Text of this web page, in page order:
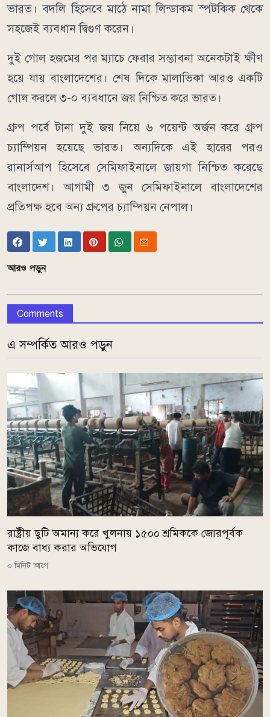
ভারত। বদলি হিসেবে মাঠে নামা লিন্ডাকম স্পটকিক থেকে
সহজেই ব্যবধান দ্বিগুণ করেন।
দুই গোল হজমের পর ম্যাচে ফেরার সম্ভাবনা অনেকটাই ক্ষীণ
হয়ে যায় বাংলাদেশের। শেষ দিকে মালাভিকা আরও একটি
গোল করলে ৩-০ ব্যবধানে জয় নিশ্চিত করে ভারত।
গ্রুপ পর্বে টানা দুই জয় নিয়ে ৬ পয়েন্ট অর্জন করে গ্রুপ
চ্যাম্পিয়ন হয়েছে ভারত। অন্যদিকে এই হারের পরও
রানার্সআপ হিসেবে সেমিফাইনালে জায়গা নিশ্চিত করেছে
বাংলাদেশ। আগামী ৩ জুন সেমিফাইনালে বাংলাদেশের
প্রতিপক্ষ হবে অন্য গ্রুপের চ্যাম্পিয়ন নেপাল।
আরও পড়ুন
Comments
এ সম্পর্কিত আরও পড়ুন
রাষ্ট্রীয় ছুটি অমান্য করে খুলনায় ১৫০০ শ্রমিককে জোরপূর্বক
কাজে বাধ্য করার অভিযোগ
০ মিনিট আগে